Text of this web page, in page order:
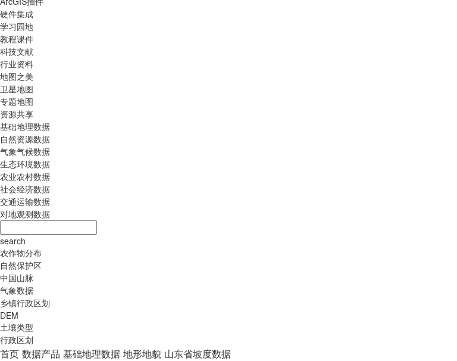
硬件集成
学习园地
教程课件
科技文献
行业资料
地图之美
卫星地图
专题地图
资源共享
基础地理数据
自然资源数据
气象气候数据
生态环境数据
农业农村数据
社会经济数据
交通运输数据
对地观测数据
search
农作物分布
自然保护区
中国山脉
气象数据
乡镇行政区划
DEM
土壤类型
行政区划
首页 数据产品 基础地理数据 地形地貌 山东省坡度数据